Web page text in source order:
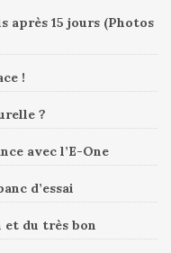
après 15 jours (Photos
!
?
avec l’E-One
d’essai
et du très bon